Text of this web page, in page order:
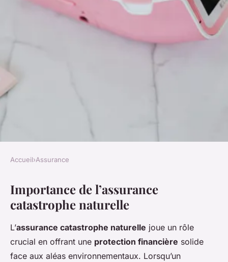
Expliquer l'importance de
l'assurance catastrophe
naturelle
Salomé 2 mars 2025 5 min de lecture
Accueil›Assurance
Importance de l’assurance
catastrophe naturelle
L’assurance catastrophe naturelle joue un rôle
crucial en offrant une protection financière solide
face aux aléas environnementaux. Lorsqu’un